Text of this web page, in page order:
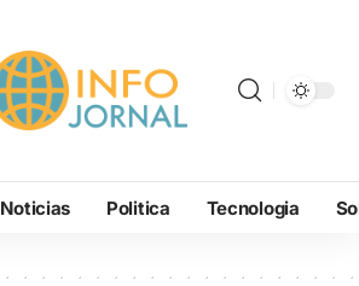
Noticias Politica Tecnologia